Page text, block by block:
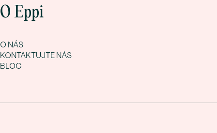
O Eppi
O NÁS
KONTAKTUJTE NÁS
BLOG